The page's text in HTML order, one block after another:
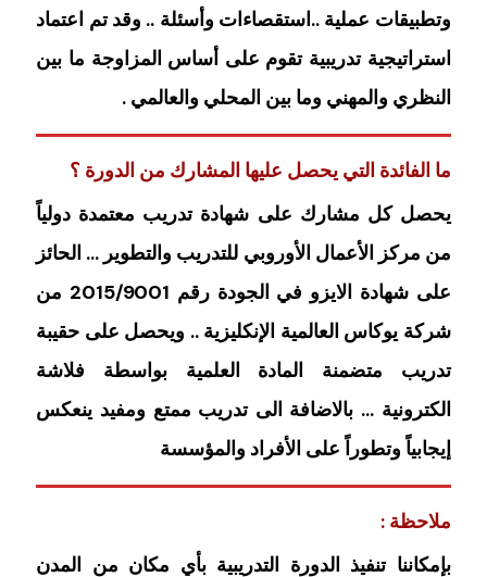
وتطبيقات عملية ..استقصاءات وأسئلة .. وقد تم اعتماد
استراتيجية تدريبية تقوم على أساس المزاوجة ما بين
النظري والمهني وما بين المحلي والعالمي .
ما الفائدة التي يحصل عليها المشارك من الدورة ؟
يحصل كل مشارك على شهادة تدريب معتمدة دولياً
من مركز الأعمال الأوروبي للتدريب والتطوير … الحائز
على شهادة الايزو في الجودة رقم 2015/9001 من
شركة يوكاس العالمية الإنكليزية .. ويحصل على حقيبة
تدريب متضمنة المادة العلمية بواسطة فلاشة
الكترونية … بالاضافة الى تدريب ممتع ومفيد ينعكس
إيجابياً وتطوراً على الأفراد والمؤسسة
ملاحظة :
بإمكاننا تنفيذ الدورة التدريبية بأي مكان من المدن